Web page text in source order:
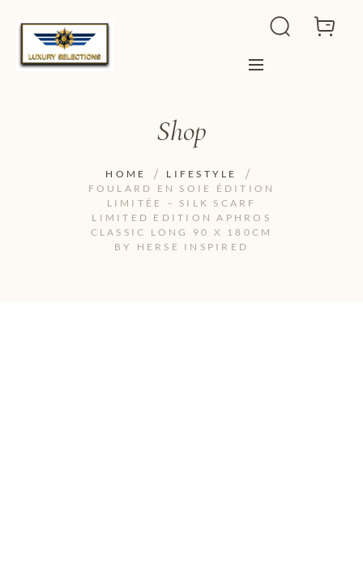
Shop
HOME
LIFESTYLE
FOULARD EN SOIE ÉDITION
LIMITÉE – SILK SCARF
LIMITED EDITION APHROS
CLASSIC LONG 90 X 180CM
BY HERSE INSPIRED